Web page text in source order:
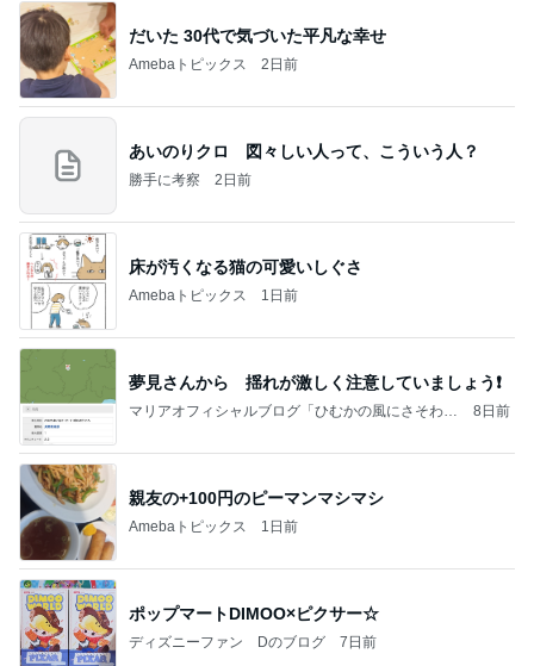
だいた 30代で気づいた平凡な幸せ
Amebaトピックス 2日前
あいのりクロ 図々しい人って、こういう人？
勝手に考察 2日前
床が汚くなる猫の可愛いしぐさ
Amebaトピックス 1日前
夢見さんから 揺れが激しく注意していましょう❗️
マリアオフィシャルブログ「ひむかの風にさそわれ
8日前
親友の+100円のピーマンマシマシ
Amebaトピックス 1日前
ポップマートDIMOO×ピクサー☆
ディズニーファン Dのブログ 7日前